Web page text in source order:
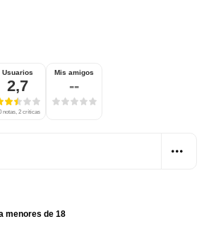
Usuarios
2,7
notas, 2 críticas
Mis amigos
--
menores de 18